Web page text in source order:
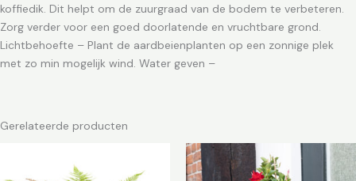
koffiedik. Dit helpt om de zuurgraad van de bodem te verbeteren.
Zorg verder voor een goed doorlatende en vruchtbare grond.
Lichtbehoefte – Plant de aardbeienplanten op een zonnige plek
met zo min mogelijk wind. Water geven –
Gerelateerde producten